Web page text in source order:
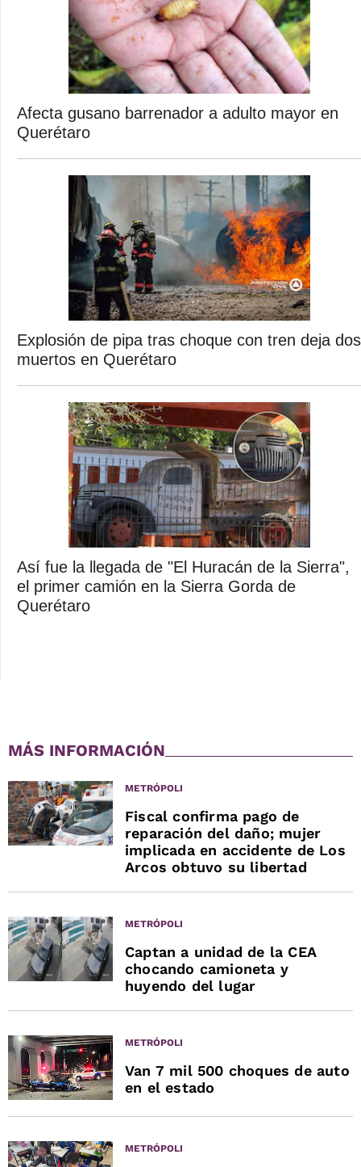
Afecta gusano barrenador a adulto mayor en
Querétaro
Explosión de pipa tras choque con tren deja dos
muertos en Querétaro
Así fue la llegada de "El Huracán de la Sierra",
el primer camión en la Sierra Gorda de
Querétaro
MÁS INFORMACIÓN
METRÓPOLI
Fiscal confirma pago de
reparación del daño; mujer
implicada en accidente de Los
Arcos obtuvo su libertad
METRÓPOLI
Captan a unidad de la CEA
chocando camioneta y
huyendo del lugar
METRÓPOLI
Van 7 mil 500 choques de auto
en el estado
METRÓPOLI